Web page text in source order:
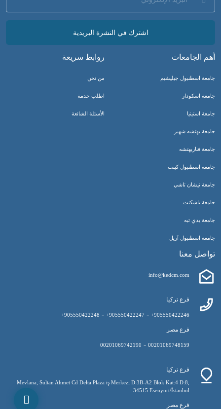
اشترك في النشرة البريدية
أهم الجامعات
جامعة اسطنبول جيليشيم
جامعة اسكودار
جامعة استينيا
جامعة بهتشه شهير
جامعة فناربهتشه
جامعة اسطنبول كينت
جامعة نيشان تاشي
جامعة باشكنت
جامعة يدي تبه
جامعة اسطنبول آريل
روابط سريعة
من نحن
اطلب خدمة
الأسئلة الشائعة
تواصل معنا
info@kedcm.com
فرع تركيا
905550422246+
-
905550422247+
-
905550422248+
فرع مصر
00201069748159
-
00201069742190
فرع تركيا
Mevlana, Sultan Ahmet Cd Delta Plaza iş Merkezi D:3B-A2 Blok Kat:4 D:8,
34515 Esenyurt/İstanbul
فرع مصر